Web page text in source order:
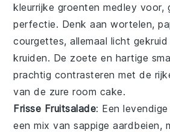
kleurrijke groenten medley voor,
perfectie. Denk aanwortelen,
courgettes, allemaal licht
kruiden. De zoete en hartige
prachtig contrasteren met de
van de zure room cake.
Frisse Fruitsalade: Een
een mix van sappigeaardbeien,